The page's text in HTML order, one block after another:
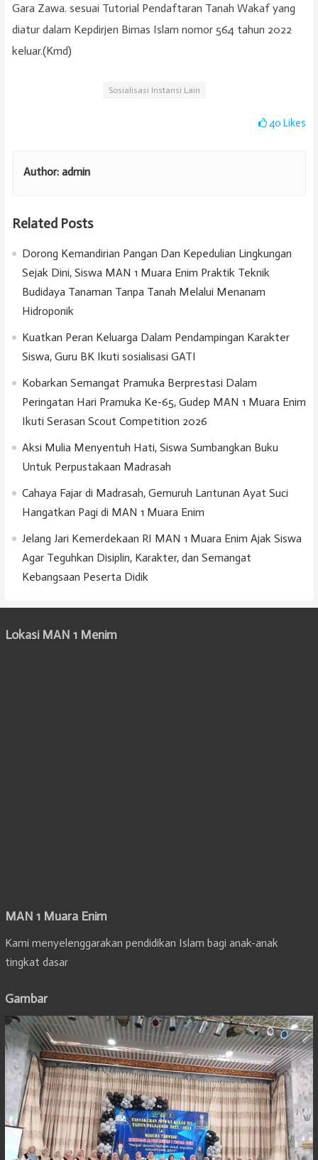
Gara Zawa. sesuai Tutorial Pendaftaran Tanah Wakaf yang
diatur dalam Kepdirjen Bimas Islam nomor 564 tahun 2022
keluar.(Kmd)
Sosialisasi Instansi Lain
40Likes
Author: admin
Related Posts
Dorong Kemandirian Pangan Dan Kepedulian Lingkungan
Sejak Dini, Siswa MAN 1 Muara Enim Praktik Teknik
Budidaya Tanaman Tanpa Tanah Melalui Menanam
Hidroponik
Kuatkan Peran Keluarga Dalam Pendampingan Karakter
Siswa, Guru BK Ikuti sosialisasi GATI
Kobarkan Semangat Pramuka Berprestasi Dalam
Peringatan Hari Pramuka Ke-65, Gudep MAN 1 Muara Enim
Ikuti Serasan Scout Competition 2026
Aksi Mulia Menyentuh Hati, Siswa Sumbangkan Buku
Untuk Perpustakaan Madrasah
Cahaya Fajar di Madrasah, Gemuruh Lantunan Ayat Suci
Hangatkan Pagi di MAN 1 Muara Enim
Jelang Jari Kemerdekaan RI MAN 1 Muara Enim Ajak Siswa
Agar Teguhkan Disiplin, Karakter, dan Semangat
Kebangsaan Peserta Didik
Lokasi MAN 1 Menim
MAN 1 Muara Enim
Kami menyelenggarakan pendidikan Islam bagi anak-anak
tingkat dasar
Gambar